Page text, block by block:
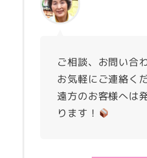
ご相談、お問い合
お気軽にご連絡く
遠方のお客様へは
ります！